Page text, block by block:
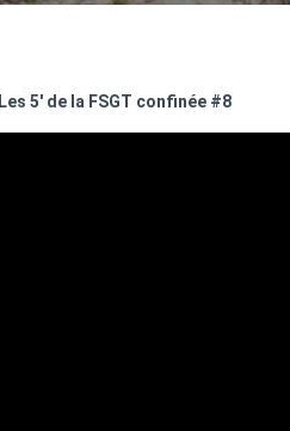
Les 5′ de la FSGT confinée #8